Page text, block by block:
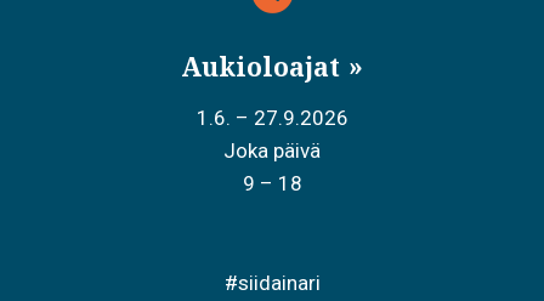
Aukioloajat
1.6. – 27.9.2026
Joka päivä
9 – 18
#siidainari